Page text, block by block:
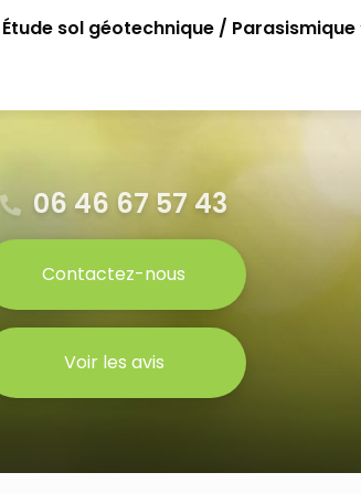
Étude sol géotechnique / Parasismique
G2 avant projet
Étude G0
06 46 67 57 43
Contactez-nous
Voir les avis